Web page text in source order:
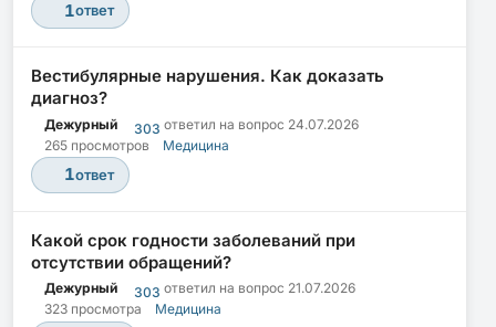
1ответ
Вестибулярные нарушения. Как доказать
диагноз?
Дежурный 303 ответил на вопрос 24.07.2026
265 просмотров
Медицина
1ответ
Какой срок годности заболеваний при
отсутствии обращений?
Дежурный 303 ответил на вопрос 21.07.2026
323 просмотра
Медицина